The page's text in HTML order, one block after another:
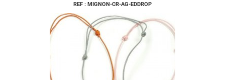
REF : MIGNON-CR-AG-EDDROP